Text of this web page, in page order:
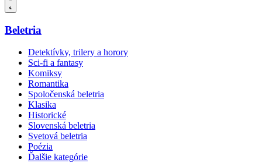
Beletria
Detektívky, trilery a horory
Sci-fi a fantasy
Komiksy
Romantika
Spoločenská beletria
Klasika
Historické
Slovenská beletria
Svetová beletria
Poézia
Ďalšie kategórie